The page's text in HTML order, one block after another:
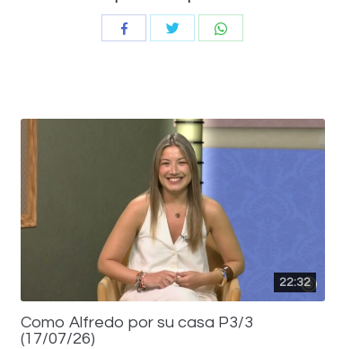
CompartirCompartir
22:32
Como Alfredo por su casa P3/3
(17/07/26)